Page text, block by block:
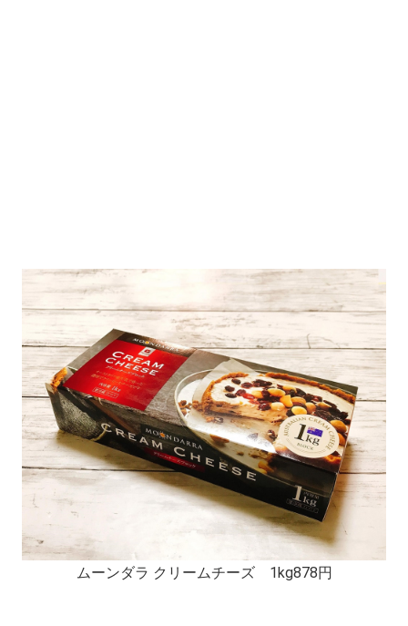
ムーンダラ クリームチーズ 1kg878円